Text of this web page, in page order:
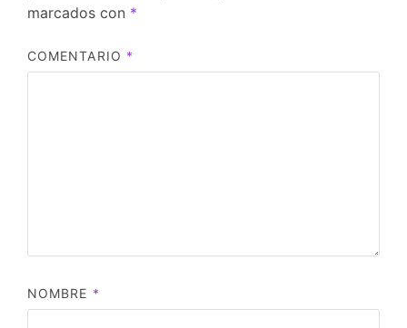
marcados con *
COMENTARIO *
NOMBRE *